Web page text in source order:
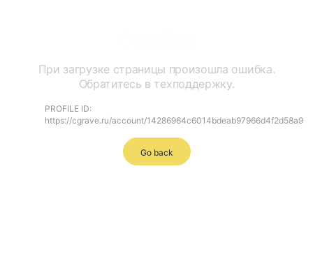
При загрузке страницы произошла ошибка.
Обратитесь в техподдержку.
PROFILE ID:
https://cgrave.ru/account/14286964c6014bdeab97966d4f2d58a9
Go back